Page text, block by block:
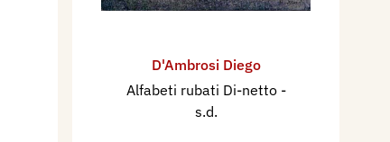
D'Ambrosi Diego
Alfabeti rubati Di-netto -
s.d.